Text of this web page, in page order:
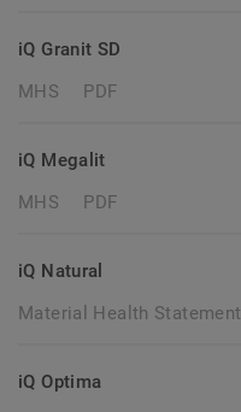
iQ Granit SD
MHS
PDF
iQ Megalit
MHS
PDF
iQ Natural
Material Health Statement
iQ Optima